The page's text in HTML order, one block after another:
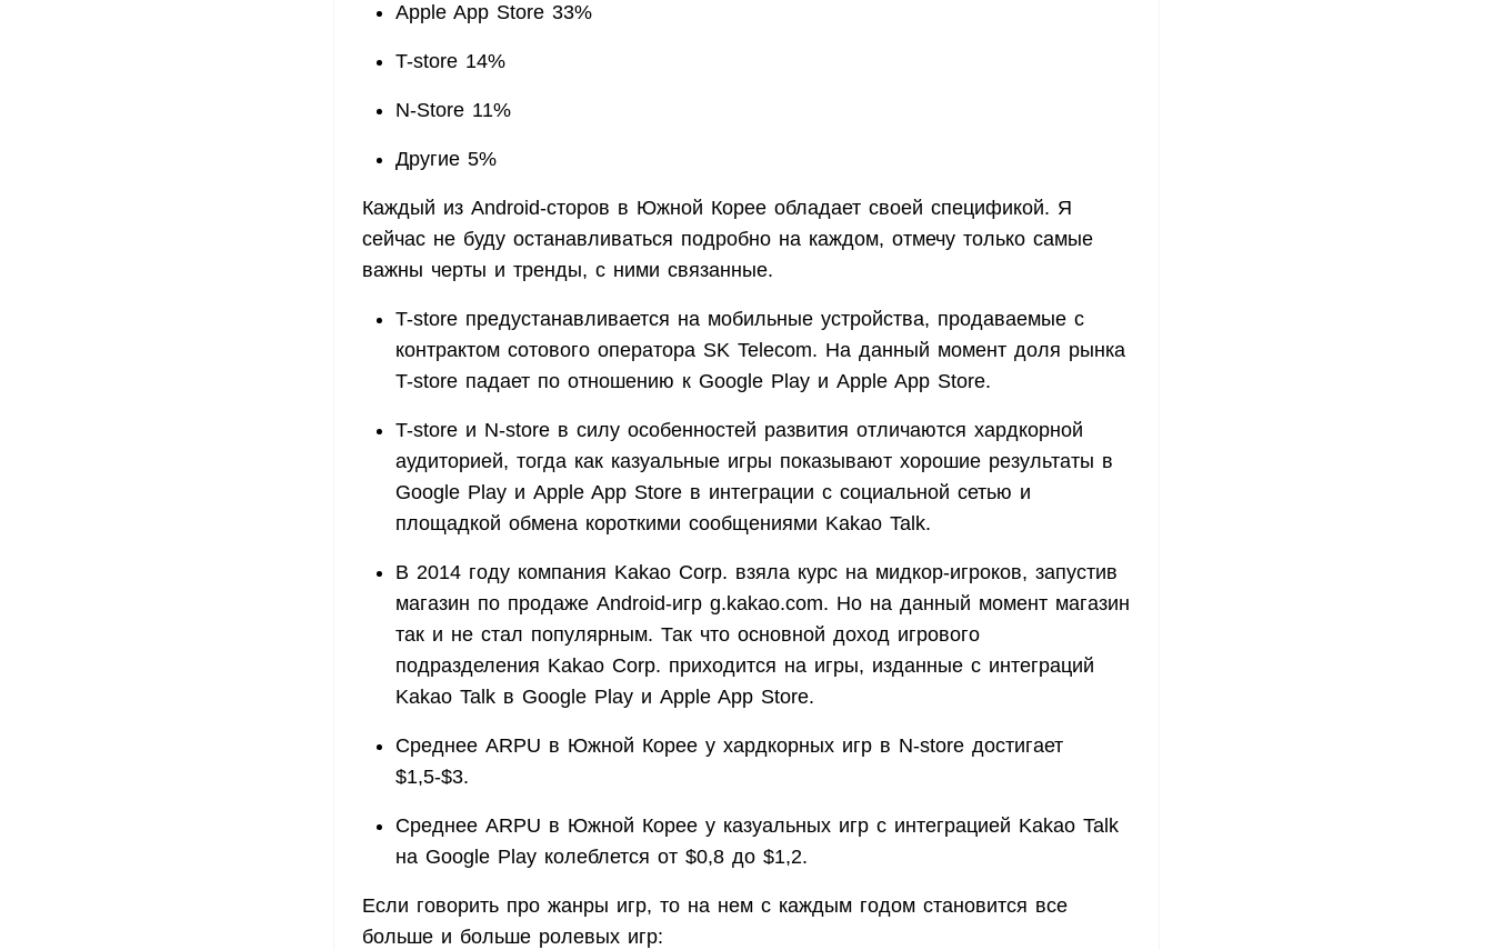
Apple App Store 33%
T-store 14%
N-Store 11%
Другие 5%
Каждый из Android-сторов в Южной Корее обладает своей спецификой. Я
сейчас не буду останавливаться подробно на каждом, отмечу только самые
важны черты и тренды, с ними связанные.
T-store предустанавливается на мобильные устройства, продаваемые с
контрактом сотового оператора SK Telecom. На данный момент доля рынка
T-store падает по отношению к Google Play и Apple App Store.
T-store и N-store в силу особенностей развития отличаются хардкорной
аудиторией, тогда как казуальные игры показывают хорошие результаты в
Google Play и Apple App Store в интеграции с социальной сетью и
площадкой обмена короткими сообщениями Kakao Talk.
В 2014 году компания Kakao Corp. взяла курс на мидкор-игроков, запустив
магазин по продаже Android-игр g.kakao.com. Но на данный момент магазин
так и не стал популярным. Так что основной доход игрового
подразделения Kakao Corp. приходится на игры, изданные с интеграций
Kakao Talk в Google Play и Apple App Store.
Среднее ARPU в Южной Корее у хардкорных игр в N-store достигает
$1,5-$3.
Среднее ARPU в Южной Корее у казуальных игр с интеграцией Kakao Talk
на Google Play колеблется от $0,8 до $1,2.
Если говорить про жанры игр, то на нем с каждым годом становится все
больше и больше ролевых игр: